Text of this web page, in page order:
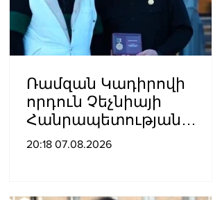
Ռամզան Կադիրովի
որդուն Չեչնիայի
Հանրապետության
հերոսի կոչում են
20:18 07.08.2026